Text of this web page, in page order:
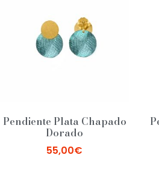
Pendiente Plata Chapado
Dorado
55,00€